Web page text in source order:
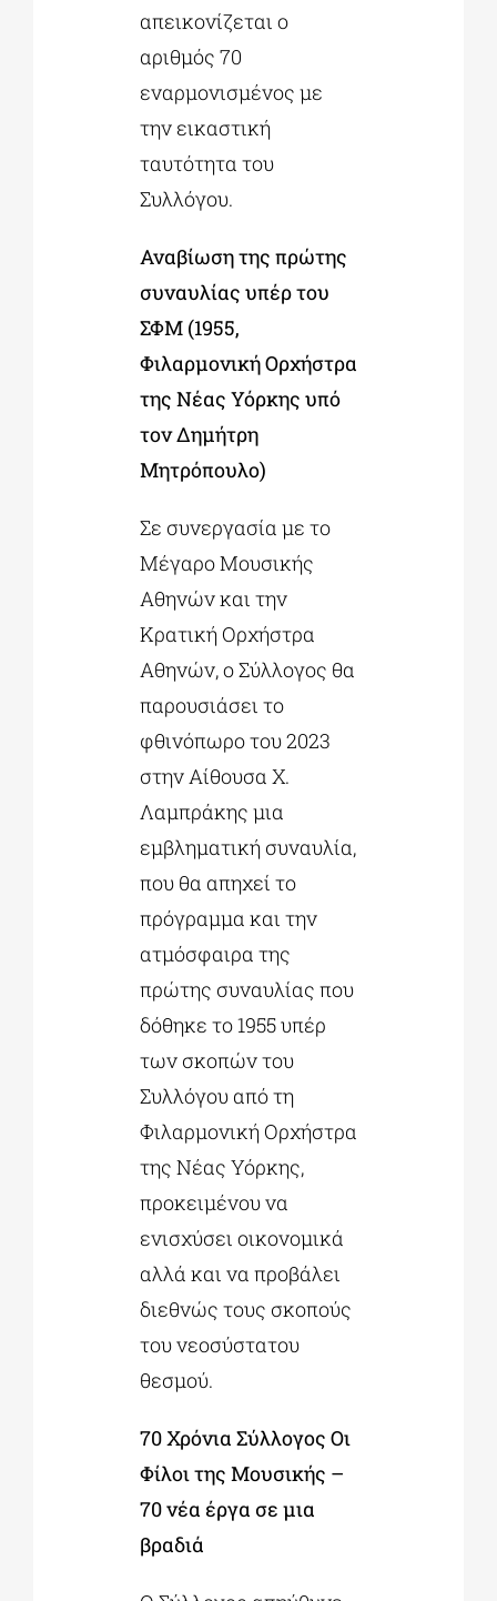
απεικονίζεται ο
αριθμός 70
εναρμονισμένος με
την εικαστική
ταυτότητα του
Συλλόγου.
Αναβίωση της πρώτης
συναυλίας υπέρ του
ΣΦΜ (1955,
Φιλαρμονική Ορχήστρα
της Νέας Υόρκης υπό
τον Δημήτρη
Μητρόπουλο)
Σε συνεργασία με το
Μέγαρο Μουσικής
Αθηνών και την
Κρατική Ορχήστρα
Αθηνών, ο Σύλλογος θα
παρουσιάσει το
φθινόπωρο του 2023
στην Αίθουσα Χ.
Λαμπράκης μια
εμβληματική συναυλία,
που θα απηχεί το
πρόγραμμα και την
ατμόσφαιρα της
πρώτης συναυλίας που
δόθηκε το 1955 υπέρ
των σκοπών του
Συλλόγου από τη
Φιλαρμονική Ορχήστρα
της Νέας Υόρκης,
προκειμένου να
ενισχύσει οικονομικά
αλλά και να προβάλει
διεθνώς τους σκοπούς
του νεοσύστατου
θεσμού.
70 Χρόνια Σύλλογος Οι
Φίλοι της Μουσικής –
70 νέα έργα σε μια
βραδιά